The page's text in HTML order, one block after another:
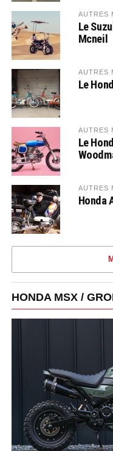
AUTRES
Le
Mcneil
AUTRES
Le
AUTRES
Le
AUTRES
Honda
HONDA MSX /